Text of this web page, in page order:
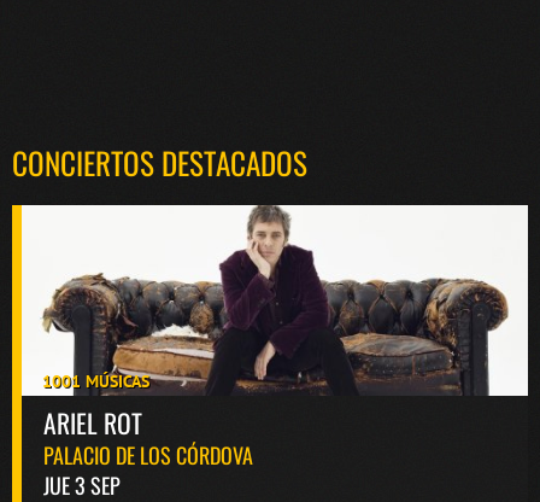
CONCIERTOS DESTACADOS
1001 MÚSICAS
ARIEL ROT
PALACIO DE LOS CÓRDOVA
JUE 3 SEP